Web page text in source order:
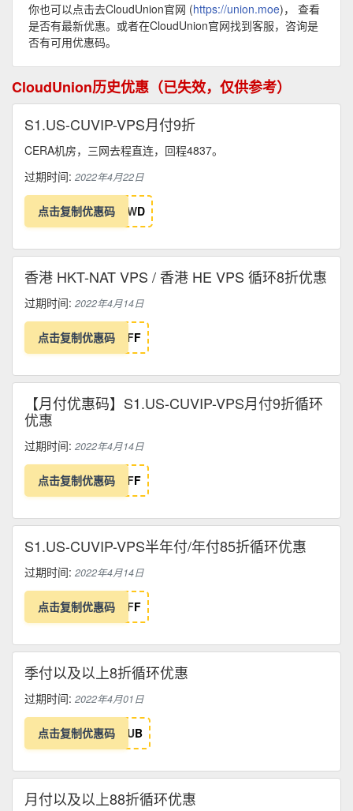
你也可以点击去CloudUnion官网 (https://union.moe)， 查看
是否有最新优惠。或者在CloudUnion官网找到客服，咨询是
否有可用优惠码。
CloudUnion历史优惠（已失效，仅供参考）
S1.US-CUVIP-VPS月付9折
CERA机房，三网去程直连，回程4837。
过期时间: 2022年4月22日
点击复制优惠码 WD
香港 HKT-NAT VPS / 香港 HE VPS 循环8折优惠
过期时间: 2022年4月14日
点击复制优惠码 FF
【月付优惠码】S1.US-CUVIP-VPS月付9折循环
优惠
过期时间: 2022年4月14日
点击复制优惠码 FF
S1.US-CUVIP-VPS半年付/年付85折循环优惠
过期时间: 2022年4月14日
点击复制优惠码 FF
季付以及以上8折循环优惠
过期时间: 2022年4月01日
点击复制优惠码 UB
月付以及以上88折循环优惠